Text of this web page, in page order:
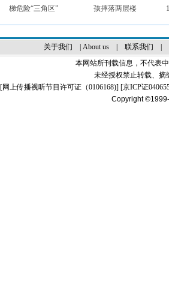
梯危险“三角区”
孩摔落两层楼
关于我们 About us| 联系我们
本网站所刊载信息，不代表
未经授权禁止转载、摘
[网上传播视听节目许可证（0106168)] [京ICP证
Copyright